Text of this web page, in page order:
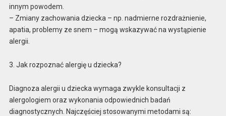
innym powodem.
– Zmiany zachowania dziecka – np. nadmierne rozdrażnienie,
apatia, problemy ze snem – mogą wskazywać na wystąpienie
alergii.
3. Jak rozpoznać alergię u dziecka?
Diagnoza alergii u dziecka wymaga zwykle konsultacji z
alergologiem oraz wykonania odpowiednich badań
diagnostycznych. Najczęściej stosowanymi metodami są: